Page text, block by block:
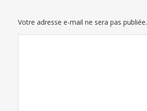
Votre adresse e-mail ne sera pas publiée.